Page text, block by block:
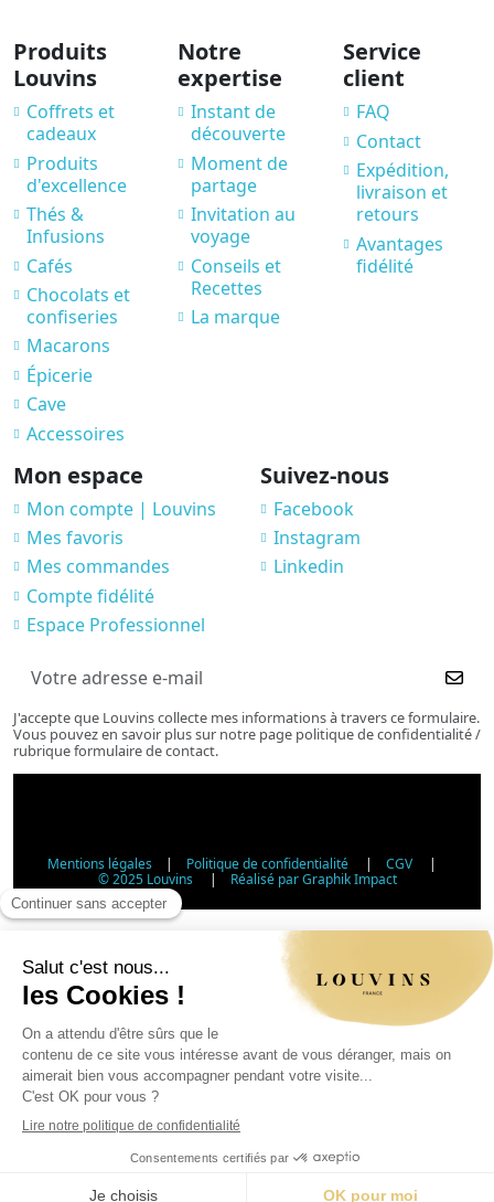
Produits
Louvins
Coffrets et
cadeaux
Produits
d'excellence
Thés &
Infusions
Cafés
Chocolats et
confiseries
Macarons
Épicerie
Cave
Accessoires
Notre
expertise
Instant de
découverte
Moment de
partage
Invitation au
voyage
Conseils et
Recettes
La marque
Service
client
FAQ
Contact
Expédition,
livraison et
retours
Avantages
fidélité
Mon espace
Mon compte | Louvins
Mes favoris
Mes commandes
Compte fidélité
Espace Professionnel
Suivez-nous
Facebook
Instagram
Linkedin
J'accepte que Louvins collecte mes informations à travers ce formulaire.
Vous pouvez en savoir plus sur notre page politique de confidentialité /
rubrique formulaire de contact.
Mentions légales | Politique de confidentialité | CGV |
© 2025 Louvins | Réalisé par Graphik Impact
Vérification d'âge - Vente d'alcool
Conformément à l'article L3342-1 du Code de la santé
publique, la vente d'alcool est interdite aux mineurs de
moins de 18 ans. Veuillez confirmer votre âge.
Article L3342-1 du Code de la santé publique : la vente
d'alcool aux mineurs de moins de 18 ans est interdite.
Jour